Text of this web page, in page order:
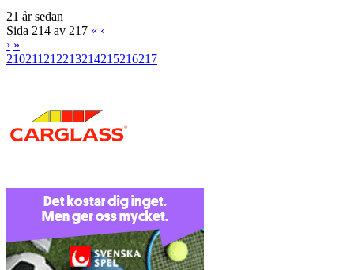
21 år sedan
Sida 214 av 217 « ‹
› »
210211 212213214215216217